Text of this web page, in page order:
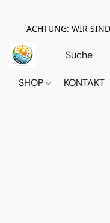
ACHTUNG: WIR
SHOP KONTAKT